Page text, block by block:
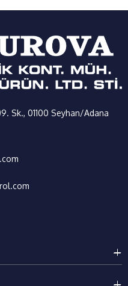
Sk., 01100 Seyhan/Adana